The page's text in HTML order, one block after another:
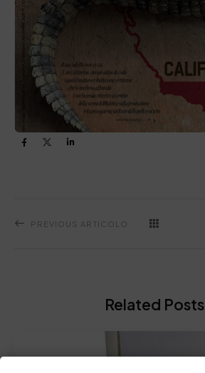
PREVIOUS ARTICOLO
Related Posts